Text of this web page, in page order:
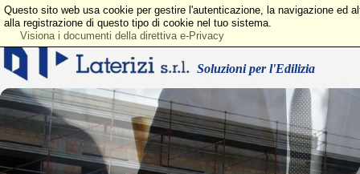
Soluzioni per l'Edilizia
Questo sito web usa cookie per gestire l'autenticazione, la navigazione ed
alla registrazione di questo tipo di cookie nel tuo sistema.
Visiona i documenti della direttiva e-Privacy